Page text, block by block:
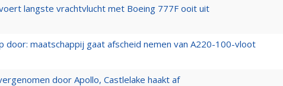
langste vrachtvlucht met Boeing 777F ooit uit
door: maatschappij gaat afscheid nemen van A220-100-vloot
door Apollo, Castlelake haakt af